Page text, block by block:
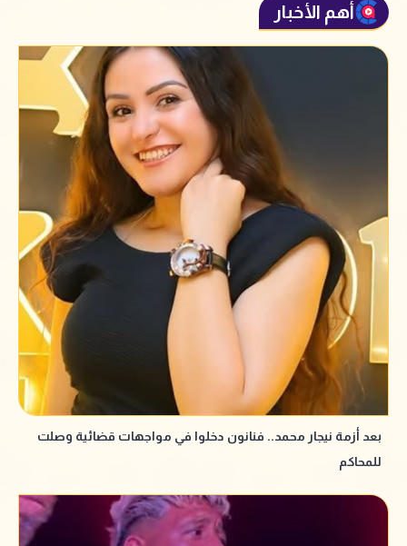
أهم الأخبار
بعد أزمة نيجار محمد.. فنانون دخلوا في مواجهات قضائية وصلت
للمحاكم